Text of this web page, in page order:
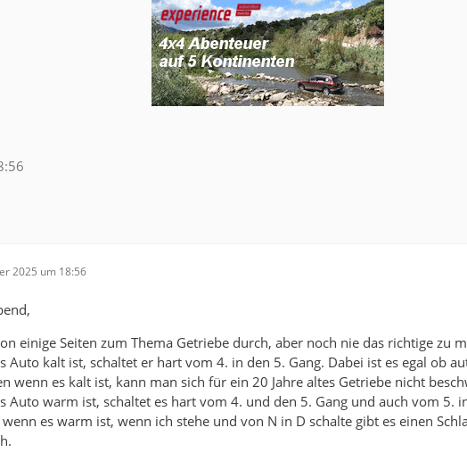
2025 um 18:56
einige Seiten zum Thema Getriebe durch, aber noch nie das richtige zu
Auto kalt ist, schaltet er hart vom 4. in den 5. Gang. Dabei ist es egal ob
wenn es kalt ist, kann man sich für ein 20 Jahre altes Getriebe nicht
Auto warm ist, schaltet es hart vom 4. und den 5. Gang und auch vom 5.
es warm ist, wenn ich stehe und von N in D schalte gibt es einen